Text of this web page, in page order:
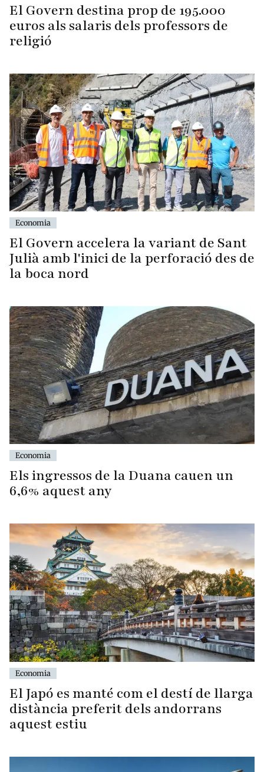
El Govern destina prop de 195.000
euros als salaris dels professors de
religió
Economia
El Govern accelera la variant de Sant
Julià amb l'inici de la perforació des de
la boca nord
Economia
Els ingressos de la Duana cauen un
6,6% aquest any
Economia
El Japó es manté com el destí de llarga
distància preferit dels andorrans
aquest estiu